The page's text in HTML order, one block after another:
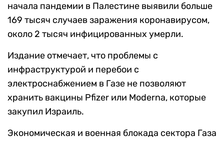
начала пандемии в Палестине выявили больше
169 тысяч случаев заражения коронавирусом,
около 2 тысяч инфицированных умерли.
Издание отмечает, что проблемы с
инфраструктурой и перебои с
электроснабжением в Газе не позволяют
хранить вакцины Pfizer или Moderna, которые
закупил Израиль.
Экономическая и военная блокада сектора Газа